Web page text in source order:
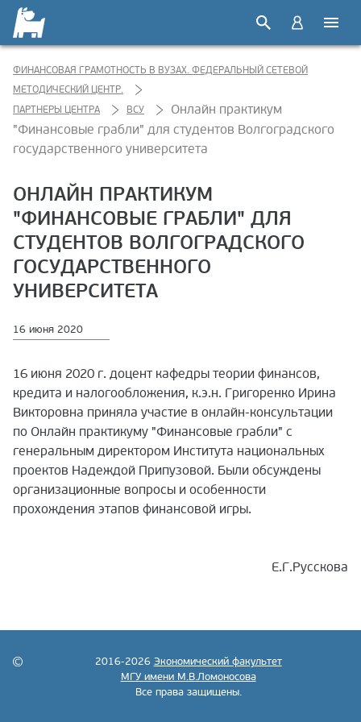
ФИНАНСОВАЯ ГРАМОТНОСТЬ В ВУЗАХ. ФЕДЕРАЛЬНЫЙ СЕТЕВОЙ
МЕТОДИЧЕСКИЙ ЦЕНТР.
ПАРТНЕРЫ ЦЕНТРА
ВСУ
Онлайн практикум
"Финансовые грабли" для студентов Волгоградского
государственного университета
ОНЛАЙН ПРАКТИКУМ
"ФИНАНСОВЫЕ ГРАБЛИ" ДЛЯ
СТУДЕНТОВ ВОЛГОГРАДСКОГО
ГОСУДАРСТВЕННОГО
УНИВЕРСИТЕТА
16 июня 2020
16 июня 2020 г. доцент кафедры теории финансов,
кредита и налогообложения, к.э.н. Григоренко Ирина
Викторовна приняла участие в онлайн-консультации
по Онлайн практикуму "Финансовые грабли" с
генеральным директором Института национальных
проектов Надеждой Припузовой. Были обсуждены
организационные вопросы и особенности
прохождения этапов финансовой игры.
Е.Г.Русскова
2016-2026 Экономический факультет
МГУ имени М.В.Ломоносова
Все права защищены.